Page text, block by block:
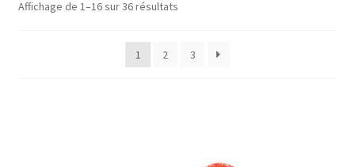
Affichage de 1–16 sur 36 résultats
1 2 3